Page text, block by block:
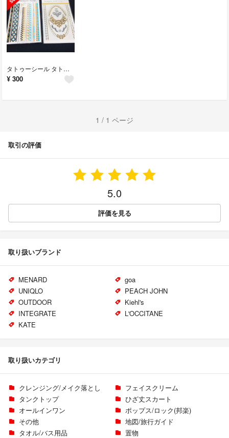
タトゥーシール タトゥー
¥ 300
1 / 1 ページ
取引の評価
5.0
評価を見る
取り扱いブランド
MENARD
goa
UNIQLO
PEACH JOHN
OUTDOOR
Kiehl's
INTEGRATE
L'OCCITANE
KATE
取り扱いカテゴリ
クレンジング/メイク落とし
フェイスクリーム
タンクトップ
ひざ丈スカート
オールインワン
ポップス/ロック(邦楽)
その他
地図/旅行ガイド
タオル/バス用品
置物